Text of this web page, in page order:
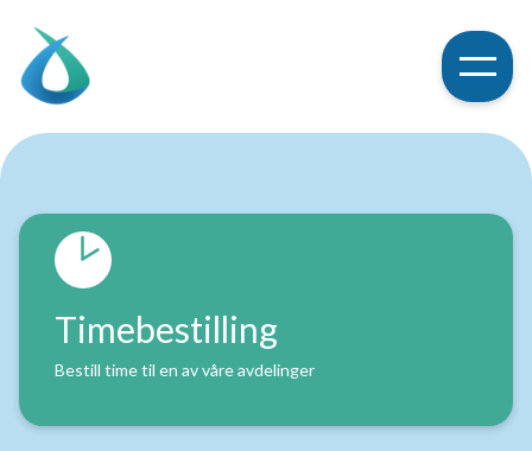
Timebestilling
Bestill time til en av våre avdelinger